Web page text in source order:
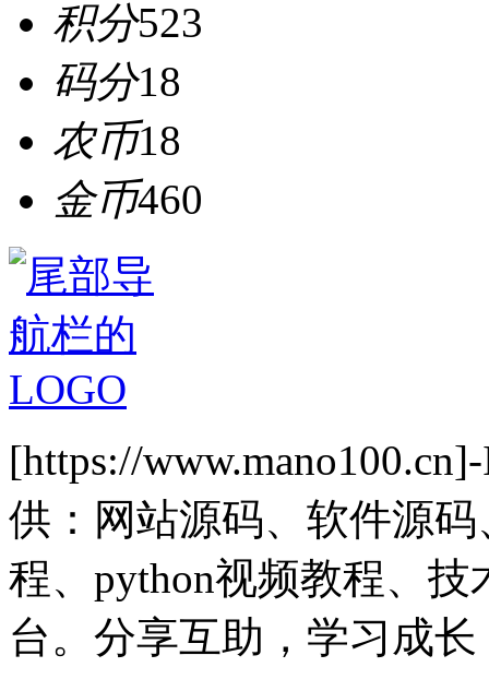
积分523
码分18
农币18
金币460
[https://
供：网站源码、软件源
程、python视频教程、
台。分享互助，学习成长